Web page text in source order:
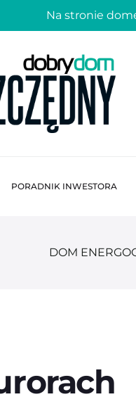
Na stronie
PORADNIK INWESTORA
DOM